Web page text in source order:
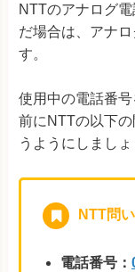
NTTのアナログ
だ場合は、アナ
す。
使用中の電話番
前にNTTの以下
うようにしましょ
NTT問
電話番号：